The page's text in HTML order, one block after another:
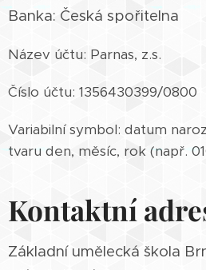
Banka: Česká spořitelna
Název účtu: Parnas, z.s.
Číslo účtu: 1356430399/0800
Variabilní symbol: datum
tvaru den, měsíc, rok (např.
Kontaktní
Základní umělecká škola